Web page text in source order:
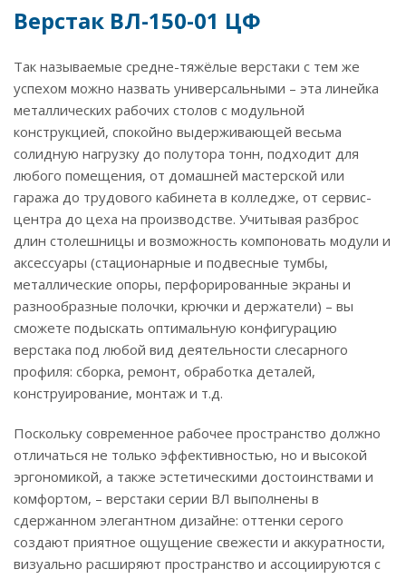
Верстак ВЛ-150-01 ЦФ
Так называемые средне-тяжёлые верстаки с тем же
успехом можно назвать универсальными – эта линейка
металлических рабочих столов с модульной
конструкцией, спокойно выдерживающей весьма
солидную нагрузку до полутора тонн, подходит для
любого помещения, от домашней мастерской или
гаража до трудового кабинета в колледже, от сервис-
центра до цеха на производстве. Учитывая разброс
длин столешницы и возможность компоновать модули и
аксессуары (стационарные и подвесные тумбы,
металлические опоры, перфорированные экраны и
разнообразные полочки, крючки и держатели) – вы
сможете подыскать оптимальную конфигурацию
верстака под любой вид деятельности слесарного
профиля: сборка, ремонт, обработка деталей,
конструирование, монтаж и т.д.
Поскольку современное рабочее пространство должно
отличаться не только эффективностью, но и высокой
эргономикой, а также эстетическими достоинствами и
комфортом, – верстаки серии ВЛ выполнены в
сдержанном элегантном дизайне: оттенки серого
создают приятное ощущение свежести и аккуратности,
визуально расширяют пространство и ассоциируются с